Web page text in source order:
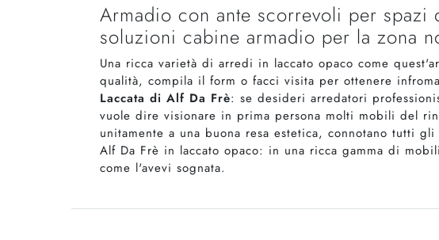
Armadio con ante scorrevoli per
soluzioni cabine armadio per la zona
Una ricca varietà di arredi in laccato opaco come
qualità, compila il form o facci visita per ottenere
Laccata di Alf Da Frè: se desideri arredatori
vuole dire visionare in prima persona molti mobili del
unitamente a una buona resa estetica, connotano tutti
Alf Da Frè in laccato opaco: in una ricca gamma di
come l'avevi sognata.